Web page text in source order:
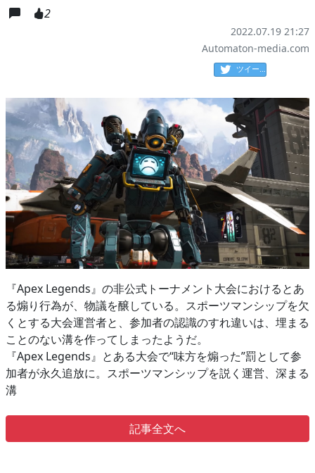
2
2022.07.19 21:27
Automaton-media.com
ツイート
『Apex Legends』の非公式トーナメント大会におけるとあ
る煽り行為が、物議を醸している。スポーツマンシップを欠
くとする大会運営者と、参加者の認識のすれ違いは、埋まる
ことのない溝を作ってしまったようだ。
『Apex Legends』とある大会で“味方を煽った”罰として参
加者が永久追放に。スポーツマンシップを説く運営、深まる
溝
記事全文へ